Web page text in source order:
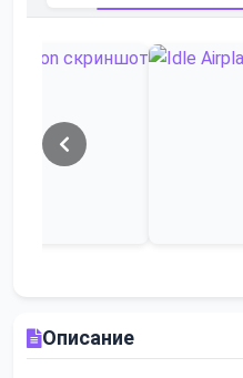
Описание